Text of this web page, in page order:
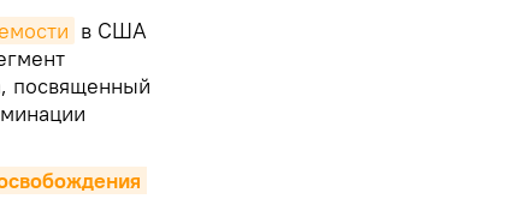
в США
посвященный